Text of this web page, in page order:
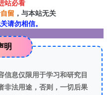
站必看
留 ，与本站无关
请勿相信。
明
信息仅限用于学习和研究目
非法用途，否则，一切后果